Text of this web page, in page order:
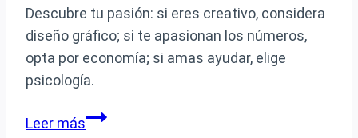
Descubre tu pasión: si eres creativo, considera
diseño gráfico; si te apasionan los números,
opta por economía; si amas ayudar, elige
psicología.
Leer másQué